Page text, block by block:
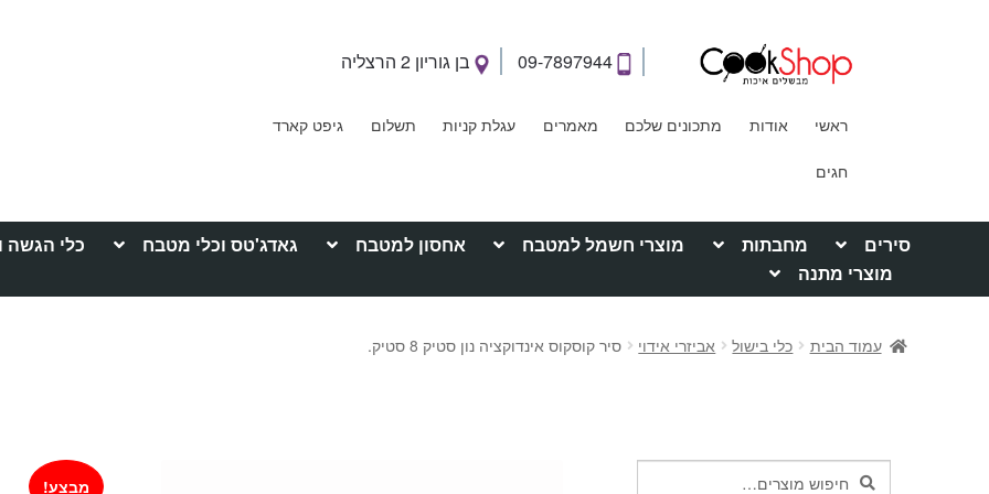
09-7897944 בן גוריון 2 הרצליה
ראשי אודות מתכונים שלכם מאמרים עגלת קניות תשלום גיפט קארד
חגים
סירים מחבתות מוצרי חשמל למטבח אחסון למטבח גאדג'טס וכלי מטבח כלי הגשה
מוצרי מתנה
עמוד הבית כלי בישול אביזרי אידוי סיר קוסקוס אינדוקציה נון סטיק 8 סטיק.
מבצע!
חיפושחיפוש